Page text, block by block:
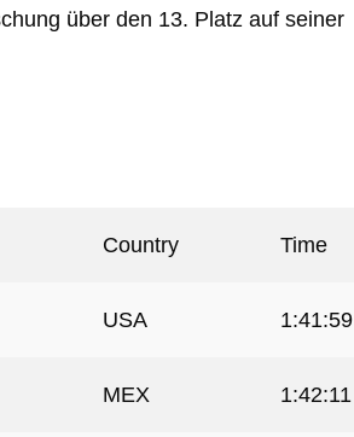
über den 13. Platz auf seiner
Country Time
USA 1:41:59
MEX 1:42:11